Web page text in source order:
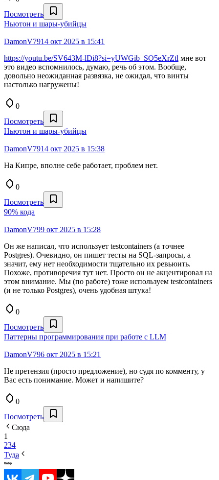
Посмотреть
Ньютон и шары-убийцы
DamonV7914 окт 2025 в 15:41
https://youtu.be/SV643M-lDi8?si=yUWGib_SO5eXrZtl мне вот
это видео вспомнилось, думаю, речь об этом. Вообще,
довольно неожиданная развязка, не ожидал, что винты
настолько нагружены!
0
Посмотреть
Ньютон и шары-убийцы
DamonV7914 окт 2025 в 15:38
На Кипре, вполне себе работает, проблем нет.
0
Посмотреть
90% кода
DamonV799 окт 2025 в 15:28
Он же написал, что использует testcontainers (а точнее
Postgres). Очевидно, он пишет тесты на SQL-запросы, а
значит, ему нет необходимости тщательно их ревьюить.
Похоже, противоречия тут нет. Просто он не акцентировал на
этом внимание. Мы (по работе) тоже используем testcontainers
(и не только Postgres), очень удобная штука!
0
Посмотреть
Паттерны программирования при работе с LLM
DamonV796 окт 2025 в 15:21
Не претензия (просто предложение), но судя по комменту, у
Вас есть понимание. Может и напишите?
0
Посмотреть
Сюда
1
234
Туда